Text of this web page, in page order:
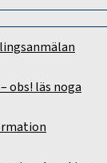
obs! läs noga